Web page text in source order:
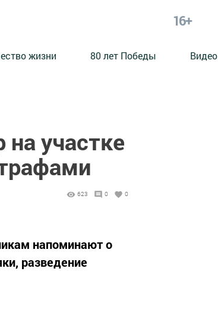
16+
жизни 80 лет Победы Видео
участке
623 0 0
напоминают о
разведение